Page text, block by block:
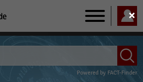
Main
navigation
Powered by FACT-Finder